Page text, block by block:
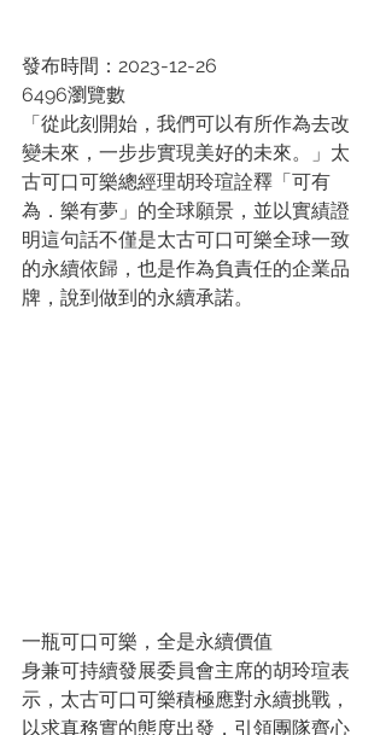
發布時間：2023-12-26
6496瀏覽數
「從此刻開始，我們可以有所作為去改
變未來，一步步實現美好的未來。」太
古可口可樂總經理胡玲瑄詮釋「可有
為．樂有夢」的全球願景，並以實績證
明這句話不僅是太古可口可樂全球一致
的永續依歸，也是作為負責任的企業品
牌，說到做到的永續承諾。
一瓶可口可樂，全是永續價值
身兼可持續發展委員會主席的胡玲瑄表
示，太古可口可樂積極應對永續挑戰，
以求真務實的態度出發，引領團隊齊心